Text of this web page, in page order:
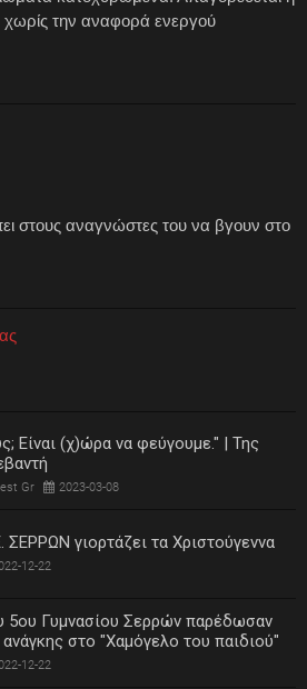
την αναφορά ενεργού
στους αναγνώστες του να βγουν στο
Είναι (χ)ώρα να φεύγουμε." | Της
Gr 2023-03-08
γιορτάζει τα Χριστούγεννα
12-22
5ου Γυμνασίου Σερρών παρέδωσαν
στο "Χαμόγελο του παιδιού"
12-22